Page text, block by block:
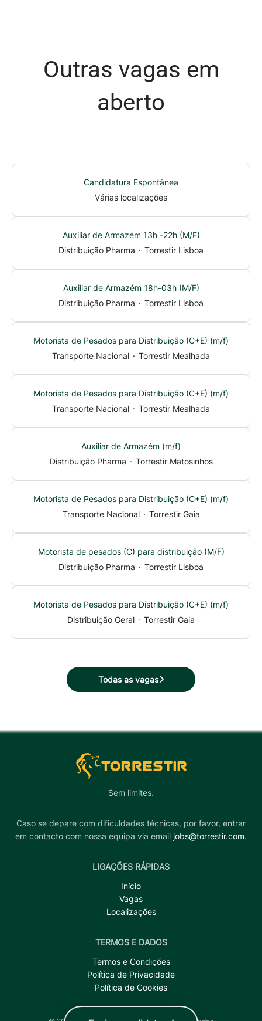
Outras vagas em
aberto
Candidatura Espontânea
Várias localizações
Auxiliar de Armazém 13h -22h (M/F)
Distribuição Pharma · Torrestir Lisboa
Auxiliar de Armazém 18h-03h (M/F)
Distribuição Pharma · Torrestir Lisboa
Motorista de Pesados para Distribuição (C+E) (m/f)
Transporte Nacional · Torrestir Mealhada
Motorista de Pesados para Distribuição (C+E) (m/f)
Transporte Nacional · Torrestir Mealhada
Auxiliar de Armazém (m/f)
Distribuição Pharma · Torrestir Matosinhos
Motorista de Pesados para Distribuição (C+E) (m/f)
Transporte Nacional · Torrestir Gaia
Motorista de pesados (C) para distribuição (M/F)
Distribuição Pharma · Torrestir Lisboa
Motorista de Pesados para Distribuição (C+E) (m/f)
Distribuição Geral · Torrestir Gaia
Todas as vagas
Sem limites.
Caso se depare com dificuldades técnicas, por favor, entrar
em contacto com nossa equipa via email jobs@torrestir.com.
LIGAÇÕES RÁPIDAS
Início
Vagas
Localizações
TERMOS E DADOS
Termos e Condições
Política de Privacidade
Política de Cookies